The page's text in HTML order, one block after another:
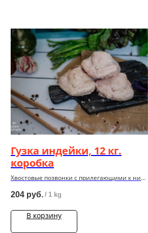
Гузка индейки, 12 кг.
коробка
Хвостовые позвонки с прилегающими к ним
204 руб. / 1 kg
В корзину